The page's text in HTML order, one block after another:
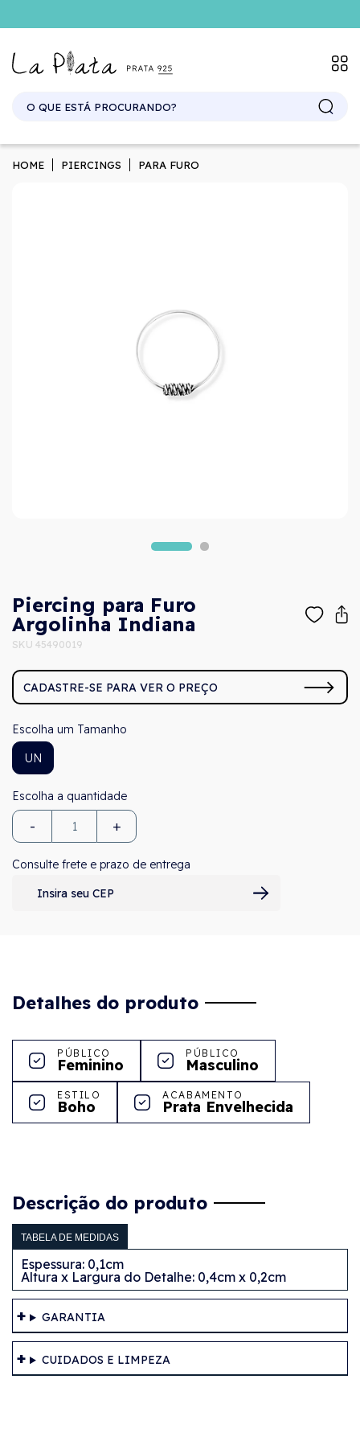
HOME PIERCINGS PARA FURO
Piercing para Furo
Argolinha Indiana
SKU 45490019
CADASTRE-SE PARA VER O PREÇO
Tamanho
UN
- +
Consulte frete e prazo de entrega
Detalhes do produto
PÚBLICO
Feminino
PÚBLICO
Masculino
ESTILO
Boho
ACABAMENTO
Prata Envelhecida
Descrição do produto
TABELA DE MEDIDAS
Espessura: 0,1cm
Altura x Largura do Detalhe: 0,4cm x 0,2cm
GARANTIA
CUIDADOS E LIMPEZA